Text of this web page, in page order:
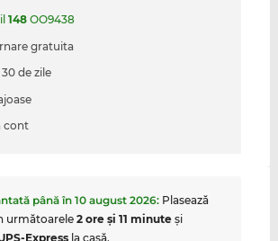
148OO9438
gratuita
de zile
cont
până în 10 august 2026: Plasează
următoarele2 ore şi 11 minuteşi
Expressla casă.